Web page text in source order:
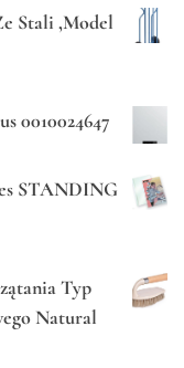
Stali ,Model
0010024647
STANDING
Typ
Natural